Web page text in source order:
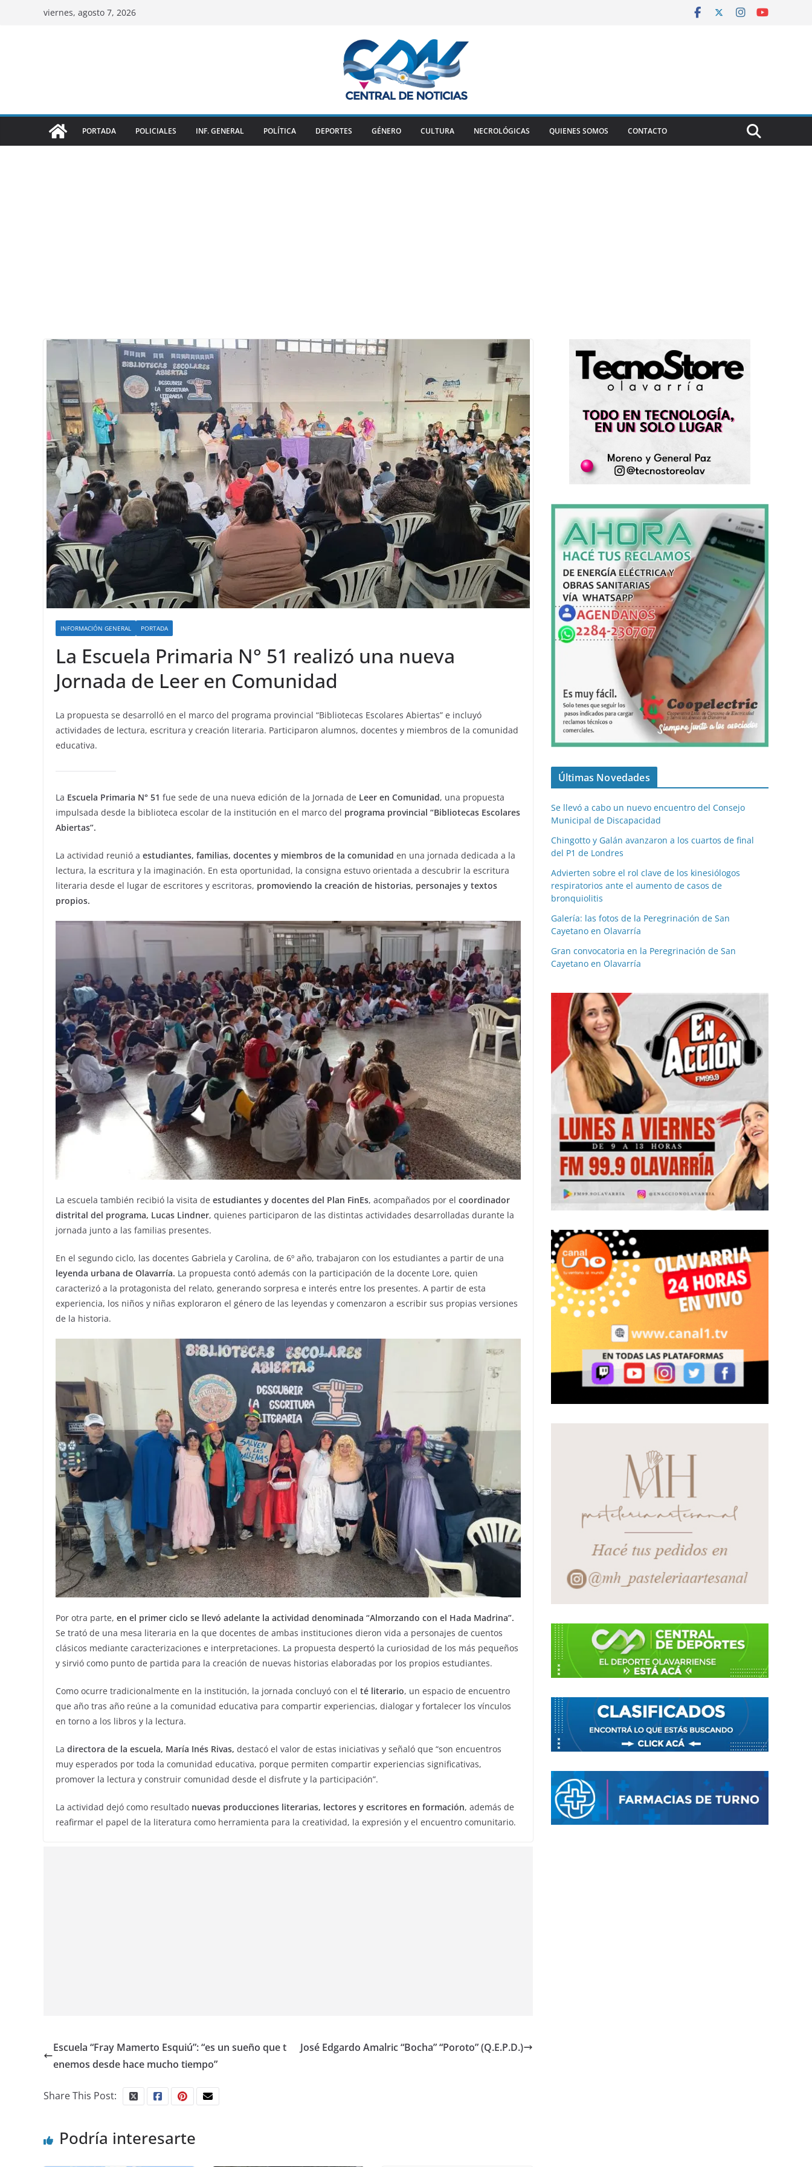
viernes, agosto 7, 2026
PORTADA POLICIALES INF. GENERAL POLÍTICA DEPORTES GÉNERO CULTURA NECROLÓGICAS QUIENES SOMOS CONTACTO
INFORMACIÓN GENERAL PORTADA
La Escuela Primaria N° 51 realizó una nueva
Jornada de Leer en Comunidad
La propuesta se desarrolló en el marco del programa provincial “Bibliotecas Escolares Abiertas” e incluyó
actividades de lectura, escritura y creación literaria. Participaron alumnos, docentes y miembros de la comunidad
educativa.
La Escuela Primaria N° 51 fue sede de una nueva edición de la Jornada de Leer en Comunidad, una propuesta
impulsada desde la biblioteca escolar de la institución en el marco del programa provincial “Bibliotecas Escolares
Abiertas”.
La actividad reunió a estudiantes, familias, docentes y miembros de la comunidad en una jornada dedicada a la
lectura, la escritura y la imaginación. En esta oportunidad, la consigna estuvo orientada a descubrir la escritura
literaria desde el lugar de escritores y escritoras, promoviendo la creación de historias, personajes y textos
propios.
La escuela también recibió la visita de estudiantes y docentes del Plan FinEs, acompañados por el coordinador
distrital del programa, Lucas Lindner, quienes participaron de las distintas actividades desarrolladas durante la
jornada junto a las familias presentes.
En el segundo ciclo, las docentes Gabriela y Carolina, de 6º año, trabajaron con los estudiantes a partir de una
leyenda urbana de Olavarría. La propuesta contó además con la participación de la docente Lore, quien
caracterizó a la protagonista del relato, generando sorpresa e interés entre los presentes. A partir de esta
experiencia, los niños y niñas exploraron el género de las leyendas y comenzaron a escribir sus propias versiones
de la historia.
Por otra parte, en el primer ciclo se llevó adelante la actividad denominada “Almorzando con el Hada Madrina”.
Se trató de una mesa literaria en la que docentes de ambas instituciones dieron vida a personajes de cuentos
clásicos mediante caracterizaciones e interpretaciones. La propuesta despertó la curiosidad de los más pequeños
y sirvió como punto de partida para la creación de nuevas historias elaboradas por los propios estudiantes.
Como ocurre tradicionalmente en la institución, la jornada concluyó con el té literario, un espacio de encuentro
que año tras año reúne a la comunidad educativa para compartir experiencias, dialogar y fortalecer los vínculos
en torno a los libros y la lectura.
La directora de la escuela, María Inés Rivas, destacó el valor de estas iniciativas y señaló que “son encuentros
muy esperados por toda la comunidad educativa, porque permiten compartir experiencias significativas,
promover la lectura y construir comunidad desde el disfrute y la participación”.
La actividad dejó como resultado nuevas producciones literarias, lectores y escritores en formación, además de
reafirmar el papel de la literatura como herramienta para la creatividad, la expresión y el encuentro comunitario.
Escuela “Fray Mamerto Esquiú”: “es un sueño que t
enemos desde hace mucho tiempo”
José Edgardo Amalric “Bocha” “Poroto” (Q.E.P.D.)
Share This Post:
Podría interesarte
Últimas Novedades
Se llevó a cabo un nuevo encuentro del Consejo
Municipal de Discapacidad
Chingotto y Galán avanzaron a los cuartos de final
del P1 de Londres
Advierten sobre el rol clave de los kinesiólogos
respiratorios ante el aumento de casos de
bronquiolitis
Galería: las fotos de la Peregrinación de San
Cayetano en Olavarría
Gran convocatoria en la Peregrinación de San
Cayetano en Olavarría